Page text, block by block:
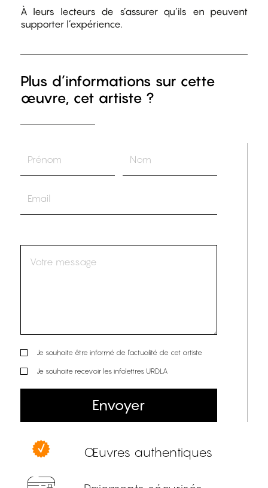
À leurs lecteurs de s’assurer qu’ils en peuvent
supporter l’expérience.
Plus d’informations sur cette
œuvre, cet artiste ?
Je souhaite être informé de l’actualité de cet artiste
Je souhaite recevoir les infolettres URDLA
Envoyer
Œuvres authentiques